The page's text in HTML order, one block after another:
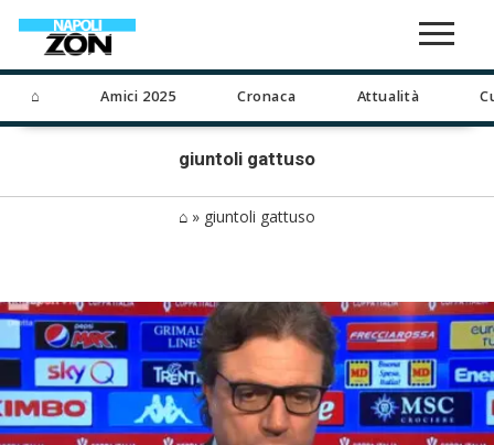
⌂ Amici 2025 Cronaca Attualità
giuntoli gattuso
⌂ » giuntoli gattuso